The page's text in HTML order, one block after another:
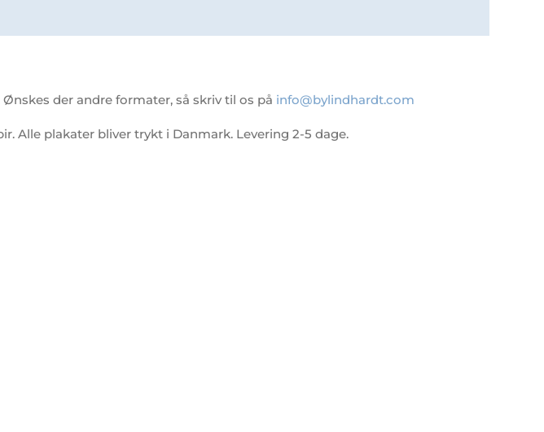
der andre formater, så skriv til os på info@bylindhardt.com
Alle plakater bliver trykt i Danmark. Levering 2-5 dage.